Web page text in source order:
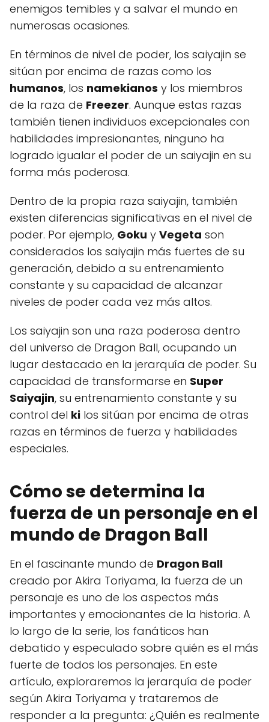
enemigos temibles y a salvar el mundo en
numerosas ocasiones.
En términos de nivel de poder, los saiyajin se
sitúan por encima de razas como los
humanos, los namekianos y los miembros
de la raza de Freezer. Aunque estas razas
también tienen individuos excepcionales con
habilidades impresionantes, ninguno ha
logrado igualar el poder de un saiyajin en su
forma más poderosa.
Dentro de la propia raza saiyajin, también
existen diferencias significativas en el nivel de
poder. Por ejemplo, Goku y Vegeta son
considerados los saiyajin más fuertes de su
generación, debido a su entrenamiento
constante y su capacidad de alcanzar
niveles de poder cada vez más altos.
Los saiyajin son una raza poderosa dentro
del universo de Dragon Ball, ocupando un
lugar destacado en la jerarquía de poder. Su
capacidad de transformarse en Super
Saiyajin, su entrenamiento constante y su
control del ki los sitúan por encima de otras
razas en términos de fuerza y habilidades
especiales.
Cómo se determina la
fuerza de un personaje en el
mundo de Dragon Ball
En el fascinante mundo de Dragon Ball
creado por Akira Toriyama, la fuerza de un
personaje es uno de los aspectos más
importantes y emocionantes de la historia. A
lo largo de la serie, los fanáticos han
debatido y especulado sobre quién es el más
fuerte de todos los personajes. En este
artículo, exploraremos la jerarquía de poder
según Akira Toriyama y trataremos de
responder a la pregunta: ¿Quién es realmente